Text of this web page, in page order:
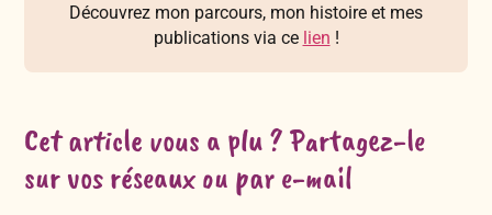
Découvrez mon parcours, mon histoire et mes
publications via ce lien !
Cet article vous a plu ? Partagez-le
sur vos réseaux ou par e-mail